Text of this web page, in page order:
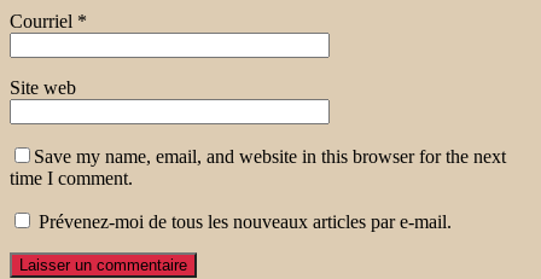
Courriel *
Site web
Save my name, email, and website in this browser for the next
time I comment.
Prévenez-moi de tous les nouveaux articles par e-mail.